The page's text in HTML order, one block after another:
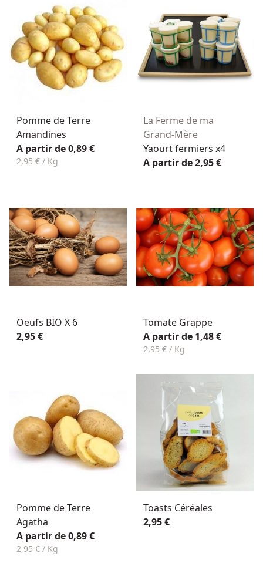
Pomme de Terre
Amandines
A partir de 0,89 €
2,95 € / Kg
La Ferme de ma
Grand-Mère
Yaourt fermiers x4
A partir de 2,95 €
Oeufs BIO X 6
2,95 €
Tomate Grappe
A partir de 1,48 €
2,95 € / Kg
Pomme de Terre
Agatha
A partir de 0,89 €
2,95 € / Kg
Toasts Céréales
2,95 €